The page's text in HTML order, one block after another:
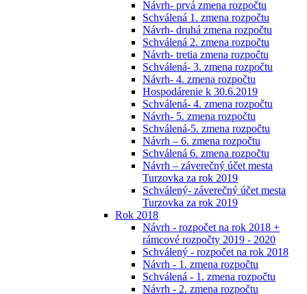
Návrh- prvá zmena rozpočtu
Schválená 1. zmena rozpočtu
Návrh- druhá zmena rozpočtu
Schválená 2. zmena rozpočtu
Návrh- tretia zmena rozpočtu
Schválená- 3. zmena rozpočtu
Návrh- 4. zmena rozpočtu
Hospodárenie k 30.6.2019
Schválená- 4. zmena rozpočtu
Návrh- 5. zmena rozpočtu
Schválená-5. zmena rozpočtu
Návrh – 6. zmena rozpočtu
Schválená 6. zmena rozpočtu
Návrh – záverečný účet mesta
Turzovka za rok 2019
Schválený- záverečný účet mesta
Turzovka za rok 2019
Rok 2018
Návrh - rozpočet na rok 2018 +
rámcové rozpočty 2019 - 2020
Schválený - rozpočet na rok 2018
Návrh - 1. zmena rozpočtu
Schválená - 1. zmena rozpočtu
Návrh - 2. zmena rozpočtu